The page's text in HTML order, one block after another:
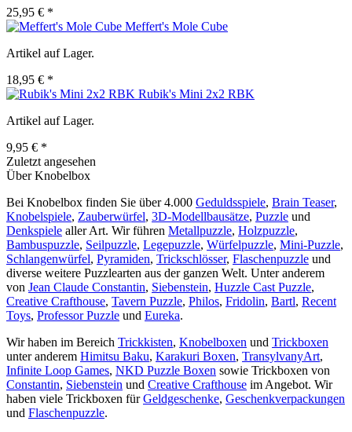
25,95 € *
Meffert's Mole Cube
Artikel auf Lager.
18,95 € *
Rubik's Mini 2x2 RBK
Artikel auf Lager.
9,95 € *
Zuletzt angesehen
Über Knobelbox
Bei Knobelbox finden Sie über 4.000 Geduldsspiele, Brain Teaser,
Knobelspiele, Zauberwürfel, 3D-Modellbausätze, Puzzle und
Denkspiele aller Art. Wir führen Metallpuzzle, Holzpuzzle,
Bambuspuzzle, Seilpuzzle, Legepuzzle, Würfelpuzzle, Mini-Puzzle,
Schlangenwürfel, Pyramiden, Trickschlösser, Flaschenpuzzle und
diverse weitere Puzzlearten aus der ganzen Welt. Unter anderem
von Jean Claude Constantin, Siebenstein, Huzzle Cast Puzzle,
Creative Crafthouse, Tavern Puzzle, Philos, Fridolin, Bartl, Recent
Toys, Professor Puzzle und Eureka.
Wir haben im Bereich Trickkisten, Knobelboxen und Trickboxen
unter anderem Himitsu Baku, Karakuri Boxen, TransylvanyArt,
Infinite Loop Games, NKD Puzzle Boxen sowie Trickboxen von
Constantin, Siebenstein und Creative Crafthouse im Angebot. Wir
haben viele Trickboxen fürGeldgeschenke, Geschenkverpackungen
und Flaschenpuzzle.